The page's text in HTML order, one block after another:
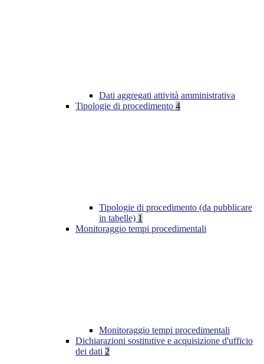
Dati aggregati attività amministrativa
Tipologie di procedimento 4
Tipologie di procedimento (da pubblicare
in tabelle) 1
Monitoraggio tempi procedimentali
Monitoraggio tempi procedimentali
Dichiarazioni sostitutive e acquisizione d'ufficio
dei dati 2